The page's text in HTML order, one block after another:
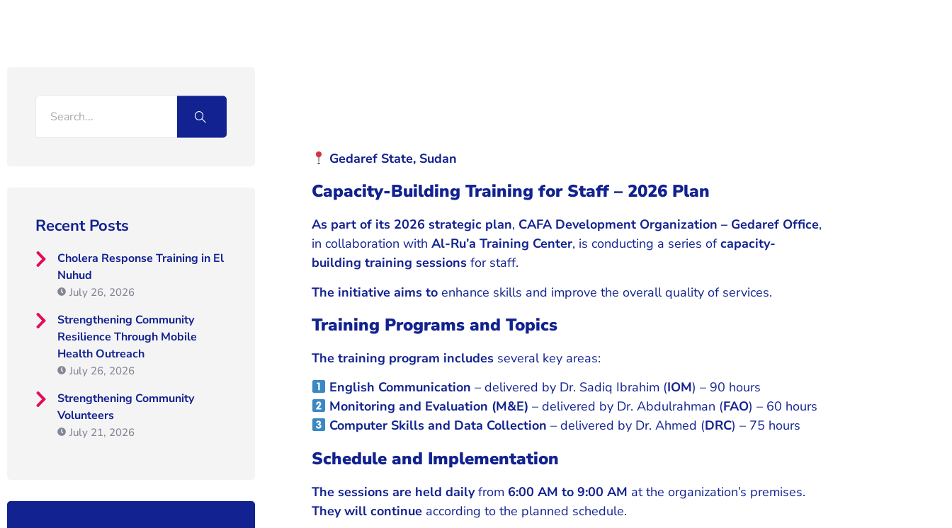
Recent Posts
Cholera Response Training in El
Nuhud
July 26, 2026
Strengthening Community
Resilience Through Mobile
Health Outreach
July 26, 2026
Strengthening Community
Volunteers
July 21, 2026
Gedaref State, Sudan
Capacity-Building Training for Staff – 2026 Plan
As part of its 2026 strategic plan, CAFA Development Organization – Gedaref Office,
in collaboration with Al-Ru’a Training Center, is conducting a series ofcapacity-
building training sessionsfor staff.
The initiative aims toenhance skills and improve the overall quality of services.
Training Programs and Topics
The training program includesseveral key areas:
English Communication – delivered by Dr. Sadiq Ibrahim (IOM) – 90 hours
Monitoring and Evaluation (M&E) – delivered by Dr. Abdulrahman (FAO) – 60 hours
Computer Skills and Data Collection – delivered by Dr. Ahmed (DRC) – 75 hours
Schedule and Implementation
The sessions are held dailyfrom 6:00 AM to 9:00 AM at the organization’s premises.
They will continueaccording to the planned schedule.